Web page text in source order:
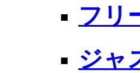
フリ
ジャ